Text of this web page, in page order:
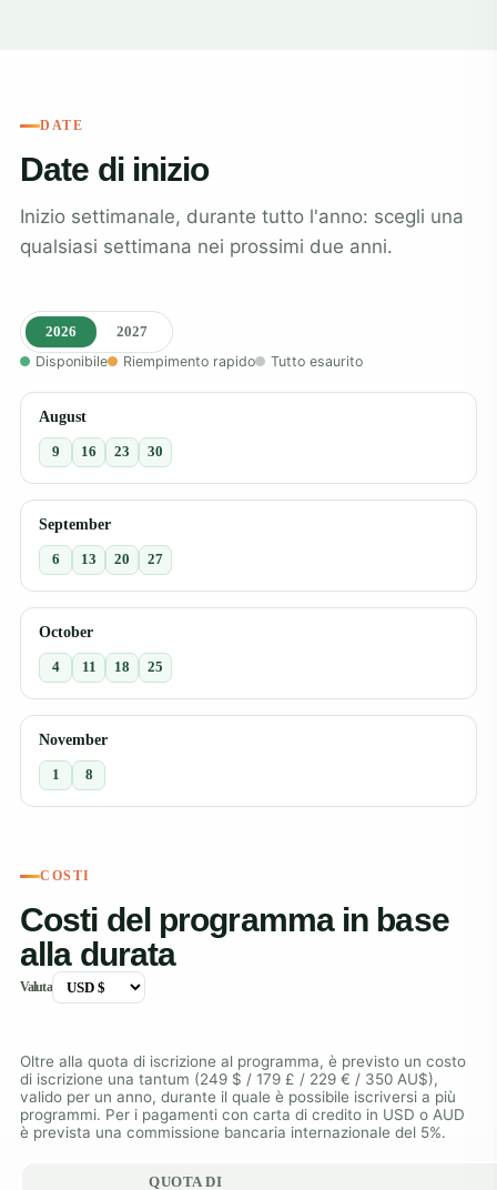
DATE
Date di inizio
Inizio settimanale, durante tutto l'anno: scegli una
qualsiasi settimana nei prossimi due anni.
2026
2027
Disponibile
Riempimento rapido Tutto esaurito
August
9 16 23 30
September
6 13 20 27
October
4 11 18 25
November
1 8
COSTI
Costi del programma in base
alla durata
Valuta
Oltre alla quota di iscrizione al programma, è previsto un costo
di iscrizione una tantum (249 $ / 179 £ / 229 € / 350 AU$),
valido per un anno, durante il quale è possibile iscriversi a più
programmi. Per i pagamenti con carta di credito in USD o AUD
è prevista una commissione bancaria internazionale del 5%.
QUOTA DI